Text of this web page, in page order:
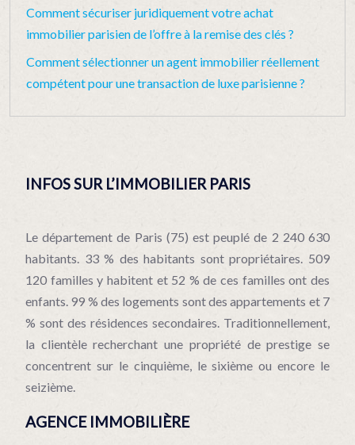
Comment sécuriser juridiquement votre achat
immobilier parisien de l’offre à la remise des clés ?
Comment sélectionner un agent immobilier réellement
compétent pour une transaction de luxe parisienne ?
INFOS SUR L’IMMOBILIER PARIS
Le département de Paris (75) est peuplé de 2 240 630
habitants. 33 % des habitants sont propriétaires. 509
120 familles y habitent et 52 % de ces familles ont des
enfants. 99 % des logements sont des appartements et 7
% sont des résidences secondaires. Traditionnellement,
la clientèle recherchant une propriété de prestige se
concentrent sur le cinquième, le sixième ou encore le
seizième.
AGENCE IMMOBILIÈRE